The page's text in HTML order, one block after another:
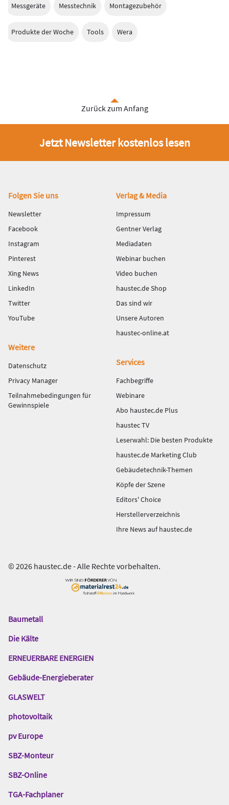
Messgeräte Messtechnik Montagezubehör
Produkte der Woche Tools Wera
Zurück zum Anfang
Jetzt Newsletter kostenlos lesen
Fußbereich
Folgen Sie uns
Newsletter
Facebook
Instagram
Pinterest
Xing News
LinkedIn
Twitter
YouTube
Verlag & Media
Impressum
Gentner Verlag
Mediadaten
Webinar buchen
Video buchen
haustec.de Shop
Das sind wir
Unsere Autoren
haustec-online.at
Weitere
Datenschutz
Privacy Manager
Teilnahmebedingungen für
Gewinnspiele
Services
Fachbegriffe
Webinare
Abo haustec.de Plus
haustec TV
Leserwahl: Die besten Produkte
haustec.de Marketing Club
Gebäudetechnik-Themen
Köpfe der Szene
Editors' Choice
Herstellerverzeichnis
Ihre News auf haustec.de
© 2026 haustec.de - Alle Rechte vorbehalten.
Das
Gentner
Baumetall
Die Kälte
ERNEUERBARE ENERGIEN
Gebäude-Energieberater
GLASWELT
photovoltaik
pv Europe
SBZ-Monteur
SBZ-Online
TGA-Fachplaner